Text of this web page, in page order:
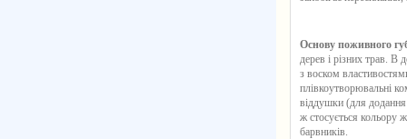
Основу поживного
дерев і різних трав. В
з воском
плівкоутворювальні
віддушки (для
ж стосується кольору
барвників.